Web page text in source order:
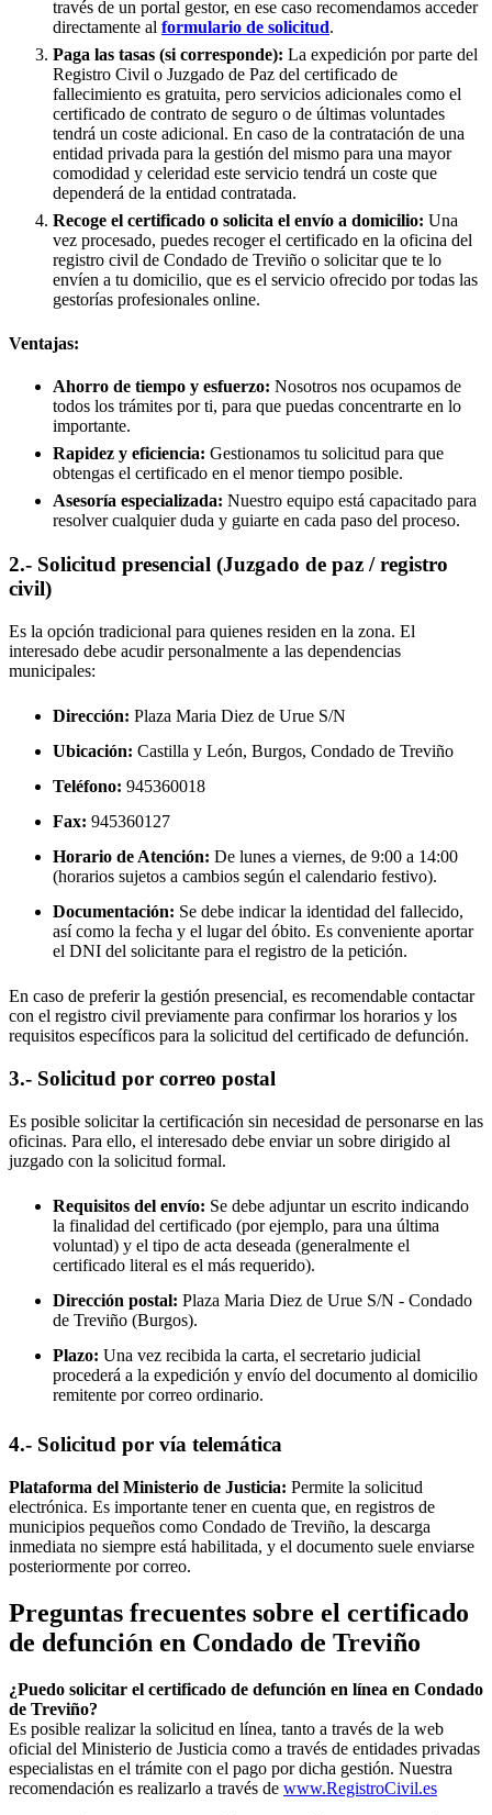
través de un portal gestor, en ese caso recomendamos acceder
directamente al formulario de solicitud.
Paga las tasas (si corresponde): La expedición por parte del
Registro Civil o Juzgado de Paz del certificado de
fallecimiento es gratuita, pero servicios adicionales como el
certificado de contrato de seguro o de últimas voluntades
tendrá un coste adicional. En caso de la contratación de una
entidad privada para la gestión del mismo para una mayor
comodidad y celeridad este servicio tendrá un coste que
dependerá de la entidad contratada.
Recoge el certificado o solicita el envío a domicilio: Una
vez procesado, puedes recoger el certificado en la oficina del
registro civil de Condado de Treviño o solicitar que te lo
envíen a tu domicilio, que es el servicio ofrecido por todas las
gestorías profesionales online.
Ventajas:
Ahorro de tiempo y esfuerzo: Nosotros nos ocupamos de
todos los trámites por ti, para que puedas concentrarte en lo
importante.
Rapidez y eficiencia: Gestionamos tu solicitud para que
obtengas el certificado en el menor tiempo posible.
Asesoría especializada: Nuestro equipo está capacitado para
resolver cualquier duda y guiarte en cada paso del proceso.
2.- Solicitud presencial (Juzgado de paz / registro
civil)
Es la opción tradicional para quienes residen en la zona. El
interesado debe acudir personalmente a las dependencias
municipales:
Dirección: Plaza Maria Diez de Urue S/N
Ubicación: Castilla y León, Burgos, Condado de Treviño
Teléfono: 945360018
Fax: 945360127
Horario de Atención: De lunes a viernes, de 9:00 a 14:00
(horarios sujetos a cambios según el calendario festivo).
Documentación: Se debe indicar la identidad del fallecido,
así como la fecha y el lugar del óbito. Es conveniente aportar
el DNI del solicitante para el registro de la petición.
En caso de preferir la gestión presencial, es recomendable contactar
con el registro civil previamente para confirmar los horarios y los
requisitos específicos para la solicitud del certificado de defunción.
3.- Solicitud por correo postal
Es posible solicitar la certificación sin necesidad de personarse en las
oficinas. Para ello, el interesado debe enviar un sobre dirigido al
juzgado con la solicitud formal.
Requisitos del envío: Se debe adjuntar un escrito indicando
la finalidad del certificado (por ejemplo, para una última
voluntad) y el tipo de acta deseada (generalmente el
certificado literal es el más requerido).
Dirección postal: Plaza Maria Diez de Urue S/N - Condado
de Treviño (Burgos).
Plazo: Una vez recibida la carta, el secretario judicial
procederá a la expedición y envío del documento al domicilio
remitente por correo ordinario.
4.- Solicitud por vía telemática
Plataforma del Ministerio de Justicia: Permite la solicitud
electrónica. Es importante tener en cuenta que, en registros de
municipios pequeños como Condado de Treviño, la descarga
inmediata no siempre está habilitada, y el documento suele enviarse
posteriormente por correo.
Preguntas frecuentes sobre el certificado
de defunción en Condado de Treviño
¿Puedo solicitar el certificado de defunción en línea en Condado
de Treviño?
Es posible realizar la solicitud en línea, tanto a través de la web
oficial del Ministerio de Justicia como a través de entidades privadas
especialistas en el trámite con el pago por dicha gestión. Nuestra
recomendación es realizarlo a través de www.RegistroCivil.es